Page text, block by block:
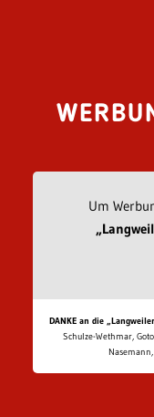
Um
DANKE an die
Schulze-Wethmar,